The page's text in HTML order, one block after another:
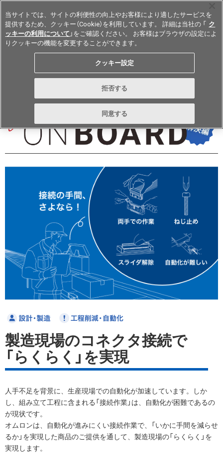
Japan
vol.297 October 2025
製造現場のコネクタ接続で
「らくらく」を実現
人手不足を背景に、生産現場での自動化が加速しています。
しか
し、組み立て工程に含まれる「接続作業」は、自動化が困難であるの
が現状です。
オムロンは、自動化が進みにくい接続作業で、「いかに手間を減らせ
るか」を実現した商品のご提供を通して、製造現場の「らくらく」を
実現します。
当サイトでは、サイトの利便性の向上やお客様により適したサービスを
提供するため、クッキー（Cookie）を利用しています。 詳細は当社の 「 ク
ッキーの利用について 」をご確認ください。 お客様はブラウザの設定によ
りクッキーの機能を変更することができます。
クッキー設定
拒否する
同意する